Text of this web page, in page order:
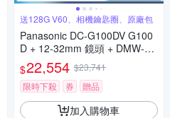
送128G V60、相機鑰匙圈、原廠包
Panasonic DC-G100DV G100
D + 12-32mm 鏡頭 + DMW-SH
GR2 三腳架握把組 公司貨
$22,554 $23,741
限時下殺
券 贈品
加入購物車